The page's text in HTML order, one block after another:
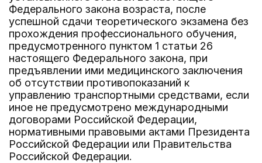
Федерального закона возраста, после
успешной сдачи теоретического экзамена без
прохождения профессионального обучения,
предусмотренного пунктом 1 статьи 26
настоящего Федерального закона, при
предъявлении ими медицинского заключения
об отсутствии противопоказаний к
управлению транспортными средствами, если
иное не предусмотрено международными
договорами Российской Федерации,
нормативными правовыми актами Президента
Российской Федерации или Правительства
Российской Федерации.